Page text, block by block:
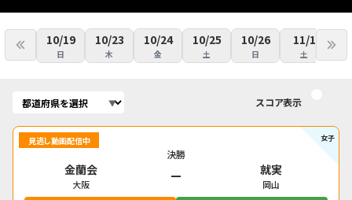
10/19
日
10/23
木
10/24
金
10/25
土
10/26
日
11/1
土
スコア表示
見逃し動画配信中 女子
決勝
金蘭会
大阪
就実
岡山